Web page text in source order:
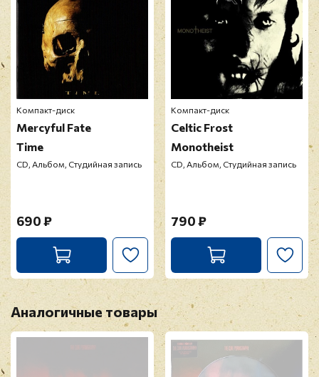
Компакт-диск
Mercyful Fate
Time
CD, Альбом, Студийная запись
690 ₽
Компакт-диск
Celtic Frost
Monotheist
CD, Альбом, Студийная запись
790 ₽
Аналогичные товары